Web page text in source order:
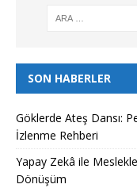
SON HABERLER
Göklerde Ateş Dansı:
İzlenme Rehberi
Yapay Zekâ ile
Dönüşüm